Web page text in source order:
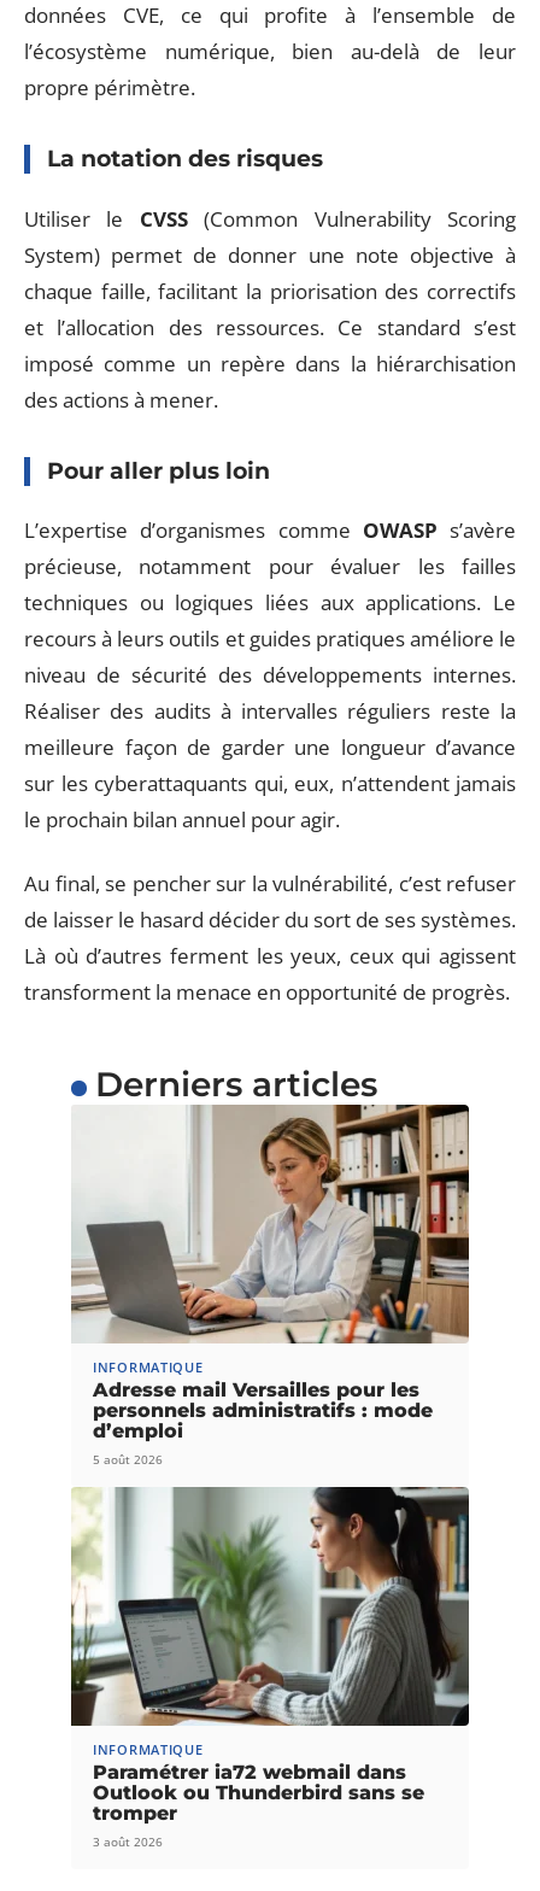
données CVE, ce qui profite à l’ensemble de
l’écosystème numérique, bien au-delà de leur
propre périmètre.
La notation des risques
Utiliser le CVSS(Common Vulnerability Scoring
System) permet de donner une note objective à
chaque faille, facilitant la priorisation des correctifs
et l’allocation des ressources. Ce standard s’est
imposé comme un repère dans la hiérarchisation
des actions à mener.
Pour aller plus loin
L’expertise d’organismes comme OWASP s’avère
précieuse, notamment pour évaluer les failles
techniques ou logiques liées aux applications. Le
recours à leurs outils et guides pratiques améliore le
niveau de sécurité des développements internes.
Réaliser des audits à intervalles réguliers reste la
meilleure façon de garder une longueur d’avance
sur les cyberattaquants qui, eux, n’attendent jamais
le prochain bilan annuel pour agir.
Au final, se pencher sur la vulnérabilité, c’est refuser
de laisser le hasard décider du sort de ses systèmes.
Là où d’autres ferment les yeux, ceux qui agissent
transforment la menace en opportunité de progrès.
Derniers articles
INFORMATIQUE
Adresse mail Versailles pour les
personnels administratifs : mode
d’emploi
5 août 2026
INFORMATIQUE
Paramétrer ia72 webmail dans
Outlook ou Thunderbird sans se
tromper
3 août 2026